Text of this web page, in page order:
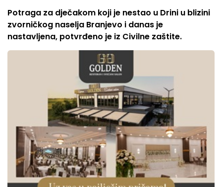
Potraga za dječakom koji je nestao u Drini u blizini
zvorničkog naselja Branjevo i danas je
nastavljena, potvrđeno je iz Civilne zaštite.